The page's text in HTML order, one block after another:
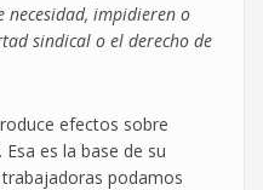
necesidad, impidieren o
sindical o el derecho de
efectos sobre
es la base de su
podamos